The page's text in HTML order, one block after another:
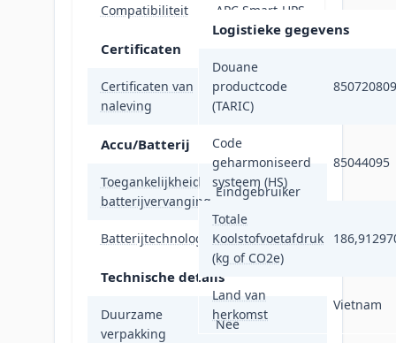
Compatibiliteit APC Smart-UPS
Certificaten
Certificaten van
naleving
RoHS, REACH
Accu/Batterij
Toegankelijkheid
batterijvervanging
Eindgebruiker
BatterijtechnologieLoodzuur
Technische details
Duurzame
verpakking
Nee
Logistieke gegevens
Douane
productcode
(TARIC)
Code
geharmoniseerd
systeem (HS)
85044095
Totale
Koolstofvoetafdruk
(kg of CO2e)
Land van
herkomst
Vietnam